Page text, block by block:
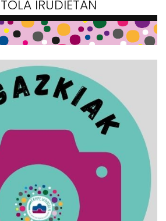
IRUDIETAN